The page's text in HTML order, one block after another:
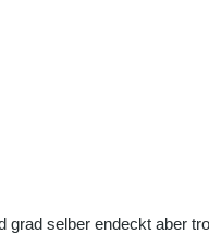
grad selber endeckt aber